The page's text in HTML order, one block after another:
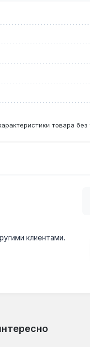
при использовании
для биты PH2?
товара
клиентами.